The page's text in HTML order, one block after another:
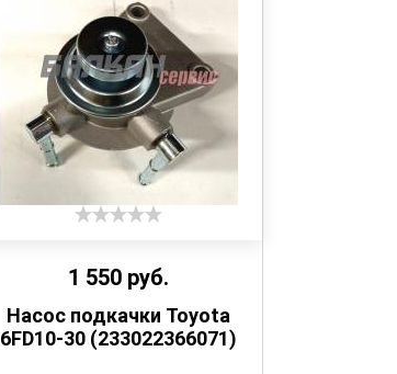
1 550 руб.
Насос подкачки Toyota
6FD10-30 (233022366071)